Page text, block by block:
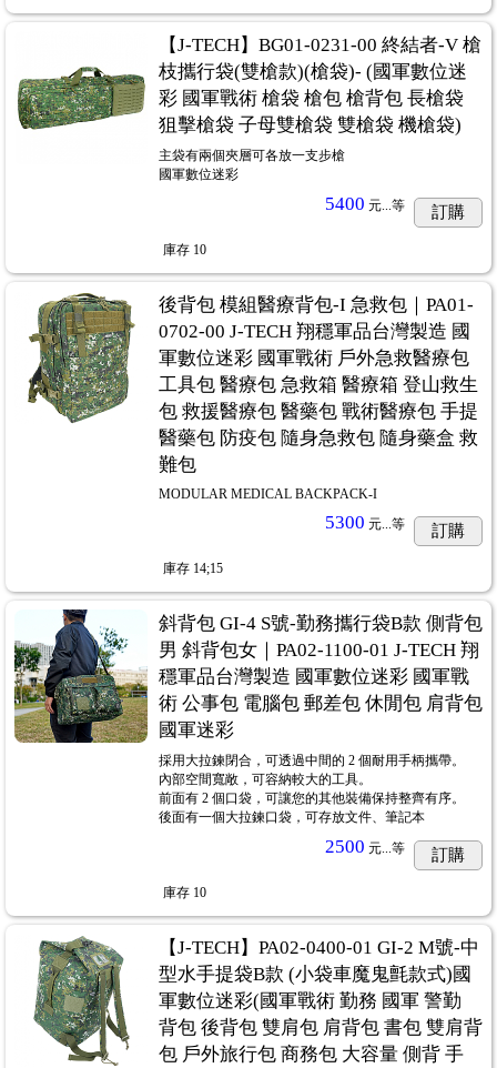
【J-TECH】BG01-0231-00 終結者-V 槍
枝攜行袋(雙槍款)(槍袋)- (國軍數位迷
彩 國軍戰術 槍袋 槍包 槍背包 長槍袋
狙擊槍袋 子母雙槍袋 雙槍袋 機槍袋)
主袋有兩個夾層可各放一支步槍
國軍數位迷彩
5400 元... 等 訂購
庫存 10
後背包 模組醫療背包-I 急救包｜PA01-
0702-00 J-TECH 翔穩軍品台灣製造 國
軍數位迷彩 國軍戰術 戶外急救醫療包
工具包 醫療包 急救箱 醫療箱 登山救生
包 救援醫療包 醫藥包 戰術醫療包 手提
醫藥包 防疫包 隨身急救包 隨身藥盒 救
難包
MODULAR MEDICAL BACKPACK-I
5300 元... 等 訂購
庫存 14;15
斜背包 GI-4 S號-勤務攜行袋B款 側背包
男 斜背包女｜PA02-1100-01 J-TECH 翔
穩軍品台灣製造 國軍數位迷彩 國軍戰
術 公事包 電腦包 郵差包 休閒包 肩背包
國軍迷彩
採用大拉鍊閉合，可透過中間的 2 個耐用手柄攜帶。
內部空間寬敞，可容納較大的工具。
前面有 2 個口袋，可讓您的其他裝備保持整齊有序。
後面有一個大拉鍊口袋，可存放文件、筆記本
2500 元... 等 訂購
庫存 10
【J-TECH】PA02-0400-01 GI-2 M號-中
型水手提袋B款 (小袋車魔鬼氈款式)國
軍數位迷彩(國軍戰術 勤務 國軍 警勤
背包 後背包 雙肩包 肩背包 書包 雙肩背
包 戶外旅行包 商務包 大容量 側背 手